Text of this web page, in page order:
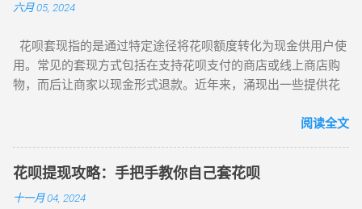
六月 05, 2024
花呗套现指的是通过特定途径将花呗额度转化为现金供用户使
用。常见的套现方式包括在支持花呗支付的商店或线上商店购
物，而后让商家以现金形式退款。近年来，涌现出一些提供花
应用也可通过扫描二维码实现自动回款。至于这些平台和应用
https://sites.google.com/view/hbtxw/s 花呗作为支付宝推出的
信用支付产品，用户能在指定商家消费并享受一定免息期。花
呗免息期最长达 40 天，最短为 10 天，账单日为每月 1 号，还
阅读全文
花呗提现攻略：手把手教你自己套花呗
十一月 04, 2024